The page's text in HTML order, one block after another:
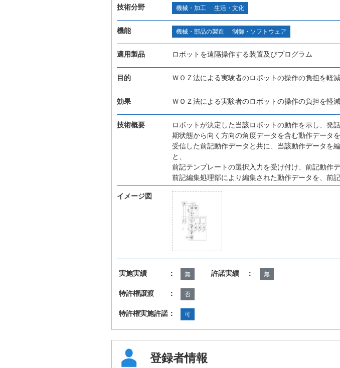
技術分野 機械・加工 生活・文化
機能 機械・部品の製造 制御・ソフトウェア
適用製品 ロボットを遠隔操作する装置及びプログラム
目的 ＷＯＺ法による実験者のロボットの操作の負担を軽
効果 ＷＯＺ法による実験者のロボットの操作の負担を軽減
技術概要
ロボットが決定した当該ロボットの動作を示し、発
期状態から向く方向の角度データを含む動作データ
受信した前記動作データと共に、当該動作データを
と、
前記テンプレートの選択入力を受け付け、前記動作
前記編集処理部により編集された動作データを、前
イメージ図
実施実績 ： 無 許諾実績 ： 無
特許権譲渡 ： 否
特許権実施許諾： 可
登録者情報